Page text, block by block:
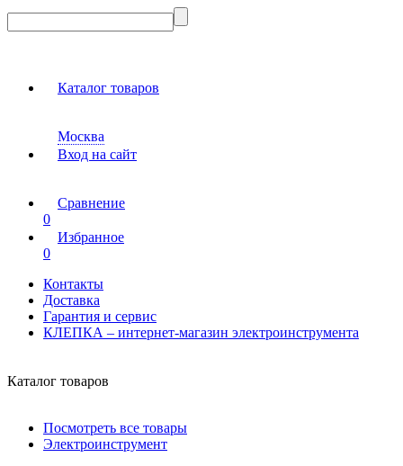
Каталог товаров
Москва
Вход на сайт
Сравнение
0
Избранное
0
Контакты
Доставка
Гарантия и сервис
КЛЕПКА – интернет-магазин электроинструмента
Каталог товаров
Посмотреть все товары
Электроинструмент